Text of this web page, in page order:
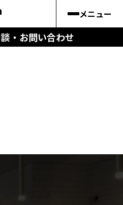
メニュー
・お問い合わせ